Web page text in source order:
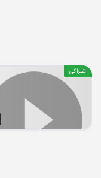
اشتراکی